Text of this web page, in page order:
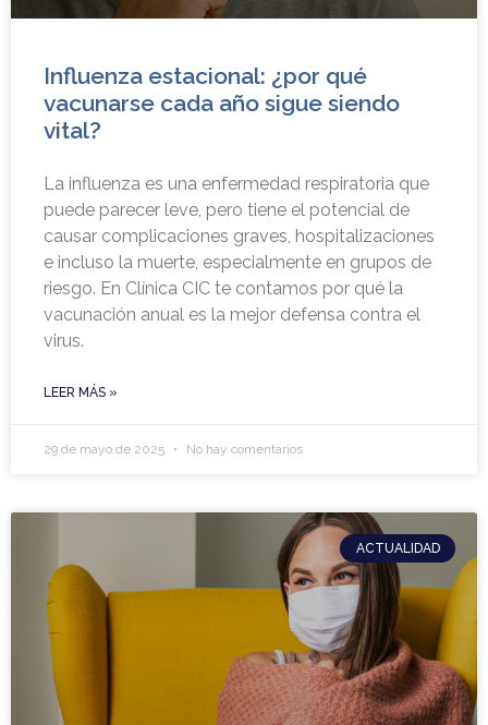
Influenza estacional: ¿por qué
vacunarse cada año sigue siendo
vital?
La influenza es una enfermedad respiratoria que
puede parecer leve, pero tiene el potencial de
causar complicaciones graves, hospitalizaciones
e incluso la muerte, especialmente en grupos de
riesgo. En Clínica CIC te contamos por qué la
vacunación anual es la mejor defensa contra el
virus.
LEER MÁS »
29 de mayo de 2025 No hay comentarios
ACTUALIDAD